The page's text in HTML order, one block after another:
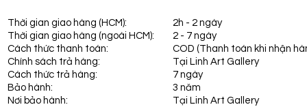
Thời gian giao hàng (HCM):
2h - 2 ngày
Thời gian giao hàng (ngoài HCM):
2 - 7 ngày
Cách thức thanh toán:
COD (Thanh toán khi nhận
Chính sách trả hàng:
Tại Linh Art Gallery
Cách thức trả hàng:
7 ngày
Bảo hành:
3 năm
Nơi bảo hành:
Tại Linh Art Gallery